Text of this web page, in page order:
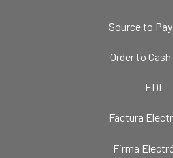
Source to
Order to Cash
EDI
Factura
Firma